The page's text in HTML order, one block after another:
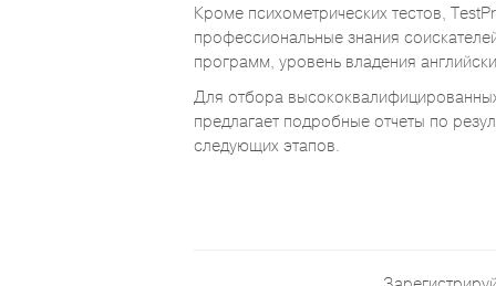
Кроме психометрических тестов,
профессиональные знания
программ, уровень владения
Для отбора
предлагает подробные отчеты по
следующих этапов.